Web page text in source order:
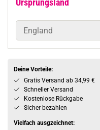
Ursprungsland
England
Deine Vorteile:
Gratis Versand ab 34,99 €
Schneller Versand
Kostenlose Rückgabe
Sicher bezahlen
Vielfach ausgzeichnet: